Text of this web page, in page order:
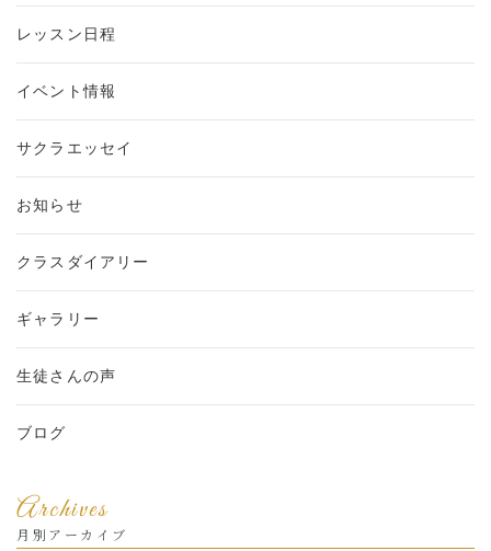
レッスン日程
イベント情報
サクラエッセイ
お知らせ
クラスダイアリー
ギャラリー
生徒さんの声
ブログ
Archives
月別アーカイブ